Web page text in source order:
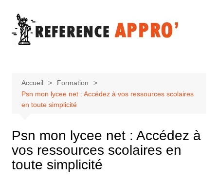
contenu
Accueil
Formation
Psn mon lycee net : Accédez à vos ressources scolaires
en toute simplicité
Psn mon lycee net : Accédez à
vos ressources scolaires en
toute simplicité